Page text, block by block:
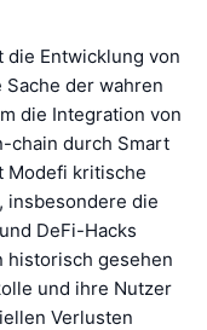
die Entwicklung von
der wahren
die Integration von
chain durch Smart
Modefi kritische
insbesondere die
DeFi-Hacks
historisch gesehen
und ihre Nutzer
Verlusten